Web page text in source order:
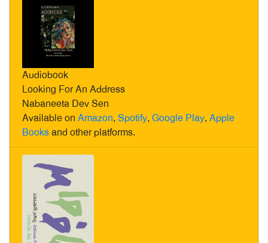
Audiobook
Looking For An Address
Nabaneeta Dev Sen
Available on Amazon, Spotify, Google Play, Apple
Booksand other platforms.